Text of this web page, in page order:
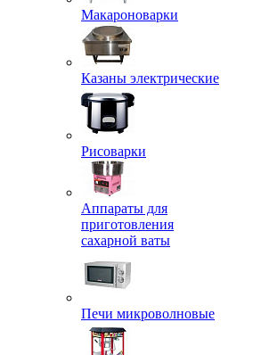
Макароноварки
Казаны электрические
Рисоварки
Аппараты для
приготовления
сахарной ваты
Печи микроволновые